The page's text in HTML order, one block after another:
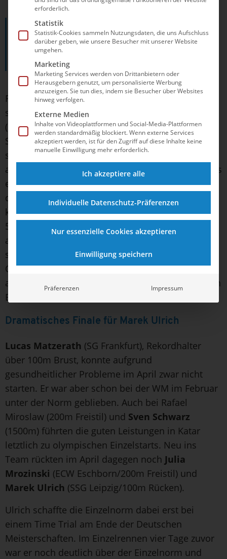
„Die letzten 15 Meter gehen noch besser,
der deutsche Rekord ist eines meiner Ziele
für Paris.“
Für eine nationale Bestmarke über 50m Brust
sorgte bei der DM in Berlin
(Potsdamer SV). Der 25-Jährige blieb in 26,62
Sekunden noch mal zwölf Hundertstel unter
seinem zwei Wochen zuvor in Eindhoven (NED)
aufgestellten Rekord. Wichtiger war ihm aber, dass
er dank der verbesserten Grundschnelligkeit auch
die Einzelnorm über 100m mehrfach unterbieten
konnte, seine neue Bestzeit steht dort jetzt bei
59,07. „Jetzt freue ich mich auf Paris“, sagte der
angehende Polizist. Seine Schwester Denise hatte
sich als Volleyball-Nationalspielerin den
Olympiatraum nie erfüllen können, wird nun aber
als Zuschauerin in Frankreich dabei sein und ihren
Bruder bei Olympia anfeuern.
Dramatisches Finale für Marek Ulrich
Lucas Matzerath (SG Frankfurt), Rekordhalter
über 100m Brust, konnte aufgrund
gesundheitlicher Probleme im April zwar nicht
starten. Er war aber schon bei der WM im Februar
unter der Norm geblieben. Auch bei Rafael
Miroslaw (200m Freistil) und Sven Schwarz
(1500m) führten die guten Leistungen in Katar
letztlich zu olympischen Einzelstarts. Neu ins
Team rückten im April dagegen noch Julia
Mrozinski (ECW Eschborn/200m Freistil) und
Marek Ulrich (SSG Leipzig/100m Rücken).
Ulrich schaffte die Einzelnorm dabei erst bei
einem Time Trial am Ende der Deutschen
Meisterschaften. Im Einzelrennen vier Tage zuvor
war er noch deutlich über der Einzelnorm und
erforderlich.
Statistik
Statistik-Cookies sammeln Nutzungsdaten, die uns Aufschluss
darüber geben, wie unsere Besucher mit unserer Website
umgehen.
Marketing
Marketing Services werden von Drittanbietern oder
Herausgebern genutzt, um personalisierte Werbung
anzuzeigen. Sie tun dies, indem sie Besucher über Websites
hinweg verfolgen.
Externe Medien
Inhalte von Videoplattformen und Social-Media-Plattformen
werden standardmäßig blockiert. Wenn externe Services
akzeptiert werden, ist für den Zugriff auf diese Inhalte keine
manuelle Einwilligung mehr erforderlich.
Ich akzeptiere alle
Individuelle Datenschutz-Präferenzen
Nur essenzielle Cookies akzeptieren
Einwilligung speichern
Präferenzen Impressum